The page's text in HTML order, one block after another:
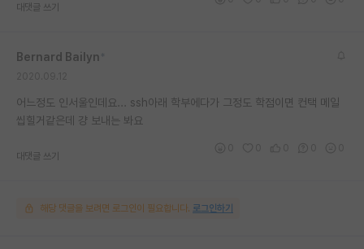
대댓글 쓰기
Bernard Bailyn
어느정도 인서울인데요... ssh아래 학부에다가 그정도 학점이면 컨택 메일
씹힐거같은데 걍 보내는 봐요
대댓글 쓰기
해당 댓글을 보려면 로그인이 필요합니다. 로그인하기